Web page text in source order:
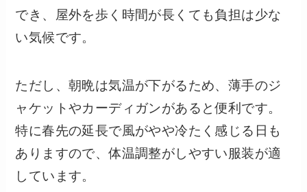
でき、屋外を歩く時間が長くても負担は少な
い気候です。
ただし、朝晩は気温が下がるため、薄手のジ
ャケットやカーディガンがあると便利です。
特に春先の延長で風がやや冷たく感じる日も
ありますので、体温調整がしやすい服装が適
しています。